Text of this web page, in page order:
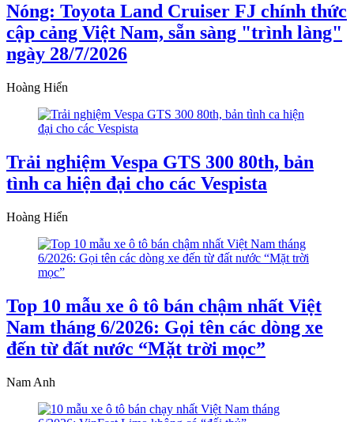
Nóng: Toyota Land Cruiser FJ chính thức
cập cảng Việt Nam, sẵn sàng "trình làng"
ngày 28/7/2026
Hoàng Hiển
Trải nghiệm Vespa GTS 300 80th, bản
tình ca hiện đại cho các Vespista
Hoàng Hiển
Top 10 mẫu xe ô tô bán chậm nhất Việt
Nam tháng 6/2026: Gọi tên các dòng xe
đến từ đất nước “Mặt trời mọc”
Nam Anh